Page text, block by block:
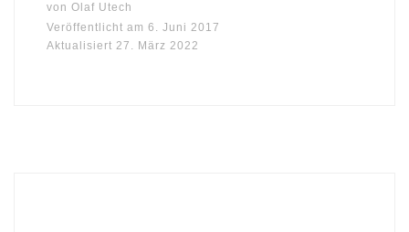
vonOlaf Utech
Veröffentlicht am6. Juni 2017
Aktualisiert27. März 2022